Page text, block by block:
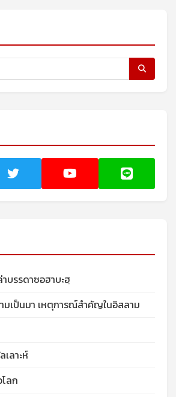
บรรดาซอฮาบะฮฺ
มเป็นมา เหตุการณ์สำคัญในอิสลาม
ลาะห์
ลก